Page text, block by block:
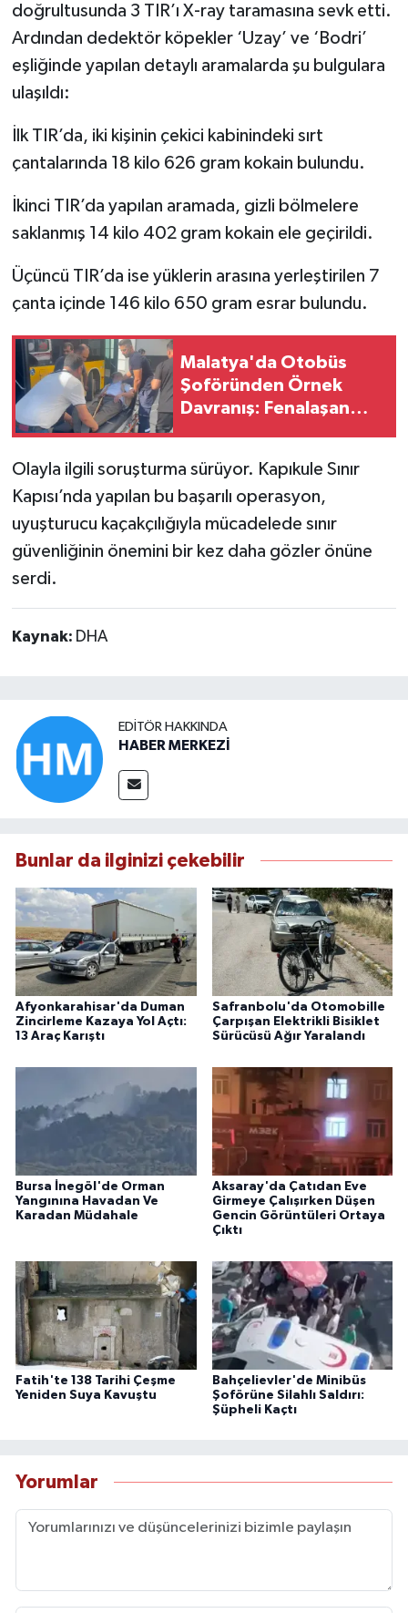
doğrultusunda 3 TIR’ı X-ray taramasına sevk etti.
Ardından dedektör köpekler ‘Uzay’ ve ‘Bodri’
eşliğinde yapılan detaylı aramalarda şu bulgulara
ulaşıldı:
İlk TIR’da, iki kişinin çekici kabinindeki sırt
çantalarında 18 kilo 626 gram kokain bulundu.
İkinci TIR’da yapılan aramada, gizli bölmelere
saklanmış 14 kilo 402 gram kokain ele geçirildi.
Üçüncü TIR’da ise yüklerin arasına yerleştirilen 7
çanta içinde 146 kilo 650 gram esrar bulundu.
Malatya'da Otobüs
Şoföründen Örnek
Davranış: Fenalaşan
Olayla ilgili soruşturma sürüyor. Kapıkule Sınır
Kapısı’nda yapılan bu başarılı operasyon,
uyuşturucu kaçakçılığıyla mücadelede sınır
güvenliğinin önemini bir kez daha gözler önüne
serdi.
Kaynak: DHA
EDITÖR HAKKINDA
HABER MERKEZİ
Bunlar da ilginizi çekebilir
Afyonkarahisar'da Duman
Zincirleme Kazaya Yol Açtı:
13 Araç Karıştı
Safranbolu'da Otomobille
Çarpışan Elektrikli Bisiklet
Sürücüsü Ağır Yaralandı
Bursa İnegöl'de Orman
Yangınına Havadan Ve
Karadan Müdahale
Aksaray'da Çatıdan Eve
Girmeye Çalışırken Düşen
Gencin Görüntüleri Ortaya
Çıktı
Fatih'te 138 Tarihi Çeşme
Yeniden Suya Kavuştu
Bahçelievler'de Minibüs
Şoförüne Silahlı Saldırı:
Şüpheli Kaçtı
Yorumlar